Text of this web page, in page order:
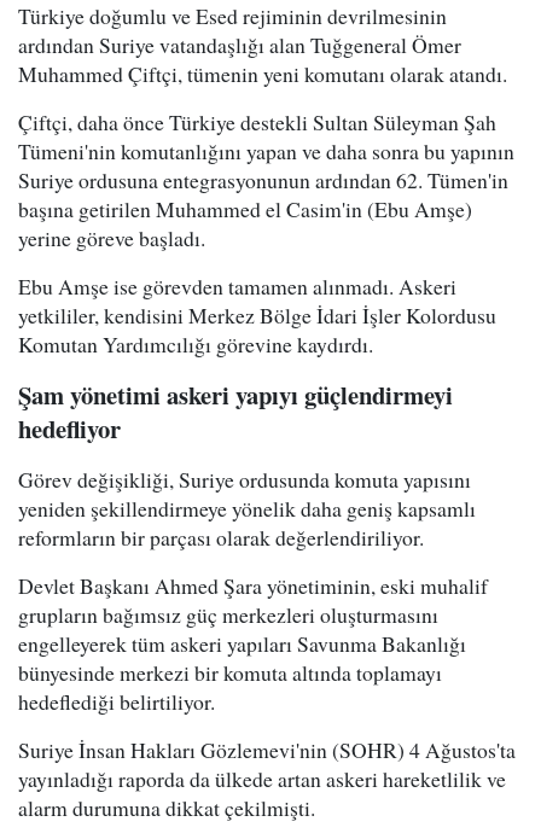
Türkiye doğumlu ve Esed rejiminin devrilmesinin
ardından Suriye vatandaşlığı alan Tuğgeneral Ömer
Muhammed Çiftçi, tümenin yeni komutanı olarak atandı.
Çiftçi, daha önce Türkiye destekli Sultan Süleyman Şah
Tümeni'nin komutanlığını yapan ve daha sonra bu yapının
Suriye ordusuna entegrasyonunun ardından 62. Tümen'in
başına getirilen Muhammed el Casim'in (Ebu Amşe)
yerine göreve başladı.
Ebu Amşe ise görevden tamamen alınmadı. Askeri
yetkililer, kendisini Merkez Bölge İdari İşler Kolordusu
Komutan Yardımcılığı görevine kaydırdı.
Şam yönetimi askeri yapıyı güçlendirmeyi
hedefliyor
Görev değişikliği, Suriye ordusunda komuta yapısını
yeniden şekillendirmeye yönelik daha geniş kapsamlı
reformların bir parçası olarak değerlendiriliyor.
Devlet Başkanı Ahmed Şara yönetiminin, eski muhalif
grupların bağımsız güç merkezleri oluşturmasını
engelleyerek tüm askeri yapıları Savunma Bakanlığı
bünyesinde merkezi bir komuta altında toplamayı
hedeflediği belirtiliyor.
Suriye İnsan Hakları Gözlemevi'nin (SOHR) 4 Ağustos'ta
yayınladığı raporda da ülkede artan askeri hareketlilik ve
alarm durumuna dikkat çekilmişti.